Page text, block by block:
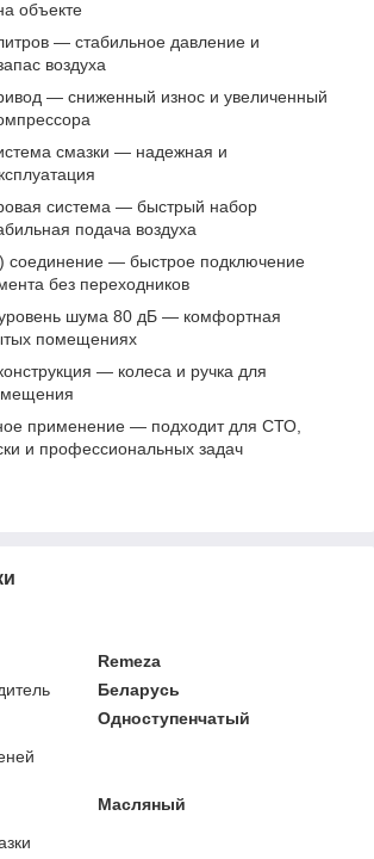
объекте
— стабильное давление и
воздуха
— сниженный износ и увеличенный
смазки — надежная и
система — быстрый набор
подача воздуха
соединение — быстрое подключение
без переходников
шума 80 дБ — комфортная
помещениях
— колеса и ручка для
применение — подходит для СТО,
и профессиональных задач
Remeza
Беларусь
Одноступенчатый
Масляный